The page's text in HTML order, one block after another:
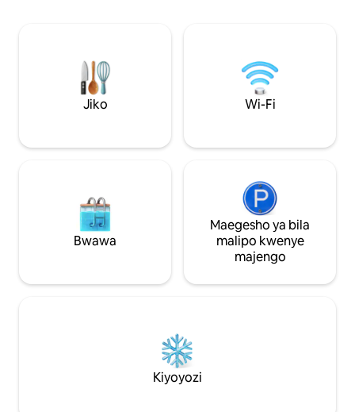
Kijapani, inayotoa nyumba binafsi ya
kupangisha yenye vyumba 4 vya kulala
na mabafu 3. Iko kwenye kilima huko
Goshikidai, iko katika eneo bora ambapo
ya asili ya msimu, kama vile kutembea
asubuhi na mapema huku ukiangalia
kustarehesha huko Kagawa,
kutembelea vijiji vya bonsai, Hekalu la
Kokubunji (kituo cha 80 kwenye Njia ya
Hija ya Shikoku) na kutembea kwenye
nyama kwenye bustani ya ndani ya
linalofanya iwe rahisi kufika Kotohira
ndani ya dakika 40 kwa gari la kukodi,
maeneo makuu ya utalii ya Kagawa kama
vile Ufukwe wa Chichibaga ndani ya saa 1
ambalo lilizaliwa
mazungumzo na
Bwana Ryo Abe,
kumbukumbu za
unakuwa sehemu
yako kutoka
rahisi. ● Usafiri
Bandari ya
(feri) ● Teksi ya
kutoka Naoshima
inahitajika mapema) ◆
kinachoonyesha
Jiko Wi-Fi
Bwawa
Maegesho ya bila
malipo kwenye
majengo
Kiyoyozi